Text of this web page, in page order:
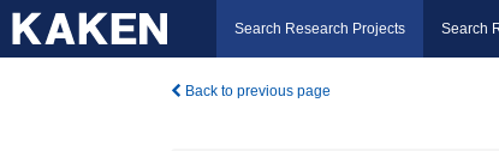
Search Research Projects Search
Back to previous page